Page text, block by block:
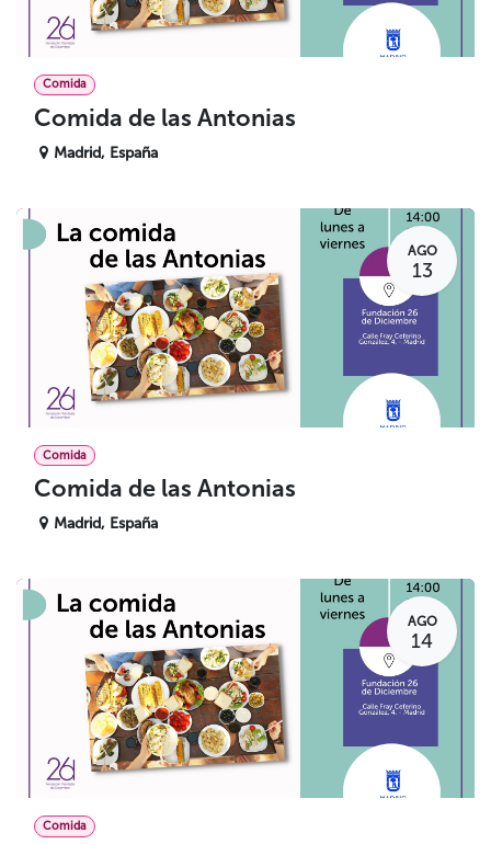
Comida
Comida de las Antonias
Madrid, España
AGO
13
Comida
Comida de las Antonias
Madrid, España
AGO
14
Comida